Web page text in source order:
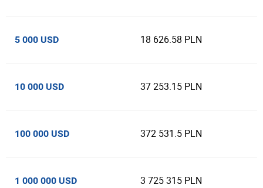
5 000 USD 18 626.58 PLN
10 000 USD 37 253.15 PLN
100 000 USD 372 531.5 PLN
1 000 000 USD 3 725 315 PLN